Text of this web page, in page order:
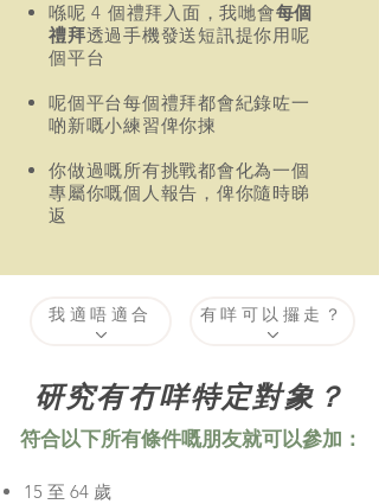
喺呢 4 個禮拜入面，我哋會每個
禮拜透過手機發送短訊提你用呢
個平台
呢個平台每個禮拜都會紀錄咗一
啲新嘅小練習俾你揀
你做過嘅所有挑戰都會化為一個
專屬你嘅個人報告，俾你隨時睇
返
我適唔適合 有咩可以攞走？
研究有冇咩特定對象？
​符合以下所有條件嘅朋友就可以參加：
15 至 64 歲